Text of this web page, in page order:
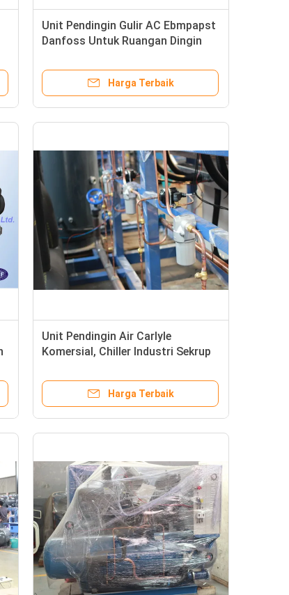
Unit Pendingin Gulir AC Ebmpapst
Danfoss Untuk Ruangan Dingin
Harga Terbaik
Unit Pendingin Air Carlyle
Komersial, Chiller Industri Sekrup
Harga Terbaik